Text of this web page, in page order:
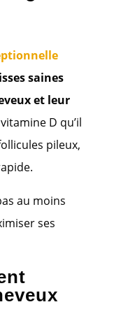
saines
et leur
D qu’il
pileux,
au moins
ses